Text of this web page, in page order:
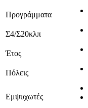
Προγράμματα
Σ4/Σ20κλπ
Έτος
Πόλεις
Εμψυχωτές